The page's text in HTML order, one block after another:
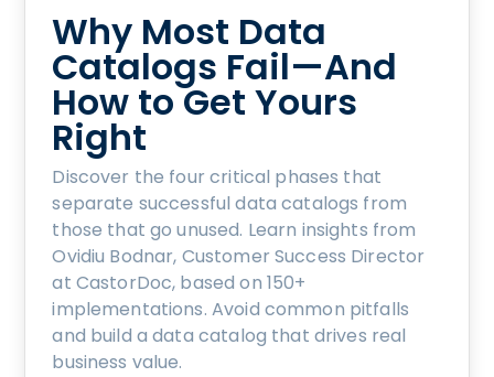
Why Most Data
Catalogs Fail—And
How to Get Yours
Right
Discover the four critical phases that
separate successful data catalogs from
those that go unused. Learn insights from
Ovidiu Bodnar, Customer Success Director
at CastorDoc, based on 150+
implementations. Avoid common pitfalls
and build a data catalog that drives real
business value.